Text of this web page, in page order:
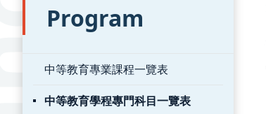
Program
中等教育專業課程一覽表
中等教育學程專門科目一覽表